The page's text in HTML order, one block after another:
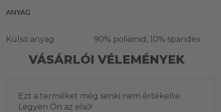
ANYAG
Külső anyag 90% poliamid, 10% spandex
VÁSÁRLÓI VÉLEMÉNYEK
Ezt a terméket még senki nem értékelte.
Legyen Ön az első!